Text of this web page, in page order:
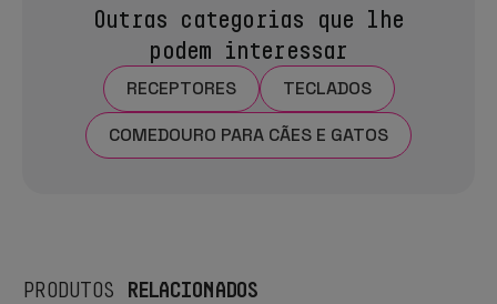
Outras categorias que lhe
podem interessar
RECEPTORES
TECLADOS
COMEDOURO PARA CÃES E GATOS
PRODUTOS RELACIONADOS